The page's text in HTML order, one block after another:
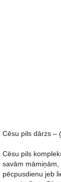
Cēsu pils dārzs –
Cēsu pils
savām
pēcpusdienu jeb